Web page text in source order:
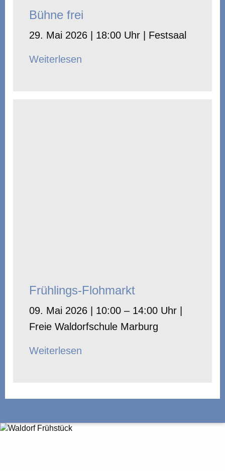
Bühne frei
29. Mai 2026 | 18:00 Uhr | Festsaal
Weiterlesen
Frühlings-Flohmarkt
09. Mai 2026 | 10:00 – 14:00 Uhr |
Freie Waldorfschule Marburg
Weiterlesen